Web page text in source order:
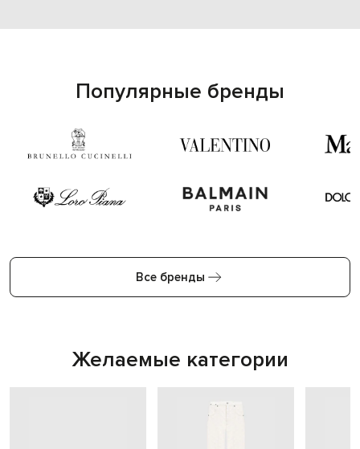
Популярные бренды
Все бренды
Желаемые категории